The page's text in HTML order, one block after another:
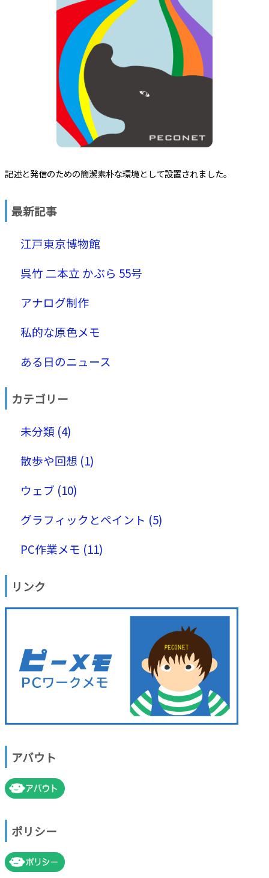
記述と発信のための簡潔素朴な環境として設置されました。
最新記事
江戸東京博物館
呉竹 二本立 かぶら 55号
アナログ制作
私的な原色メモ
ある日のニュース
カテゴリー
未分類 (4)
散歩や回想 (1)
ウェブ (10)
グラフィックとペイント (5)
PC作業メモ (11)
リンク
アバウト
ポリシー